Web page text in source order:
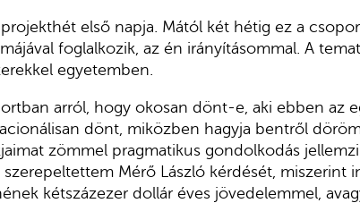
első napja. Mától két hétig ez a
foglalkozik, az én irányításommal. A
egyetemben.
arról, hogy okosan dönt-e, aki ebben az
dönt, miközben hagyja bentről
zömmel pragmatikus gondolkodás
Mérő László kérdését, miszerint
kétszázezer dollár éves jövedelemmel,